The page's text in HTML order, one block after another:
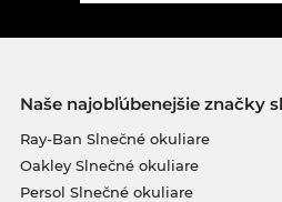
Naše najobľúbenejšie značky
Ray-Ban Slnečné okuliare
Oakley Slnečné okuliare
Persol Slnečné okuliare